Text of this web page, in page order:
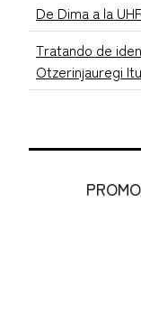
De Dima a la
Tratando de
Otzerinjauregi